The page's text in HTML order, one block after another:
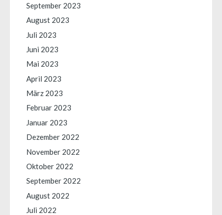
September 2023
August 2023
Juli 2023
Juni 2023
Mai 2023
April 2023
März 2023
Februar 2023
Januar 2023
Dezember 2022
November 2022
Oktober 2022
September 2022
August 2022
Juli 2022